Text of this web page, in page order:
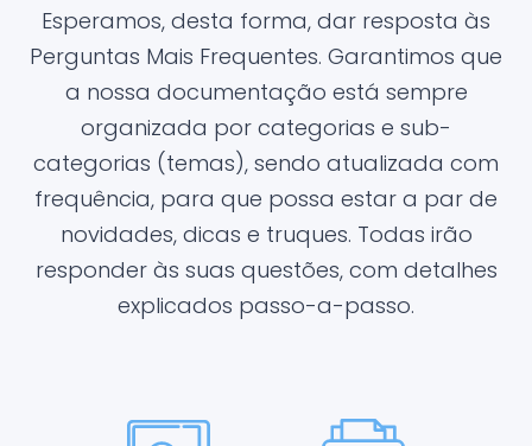
Esperamos, desta forma, dar resposta às
Perguntas Mais Frequentes. Garantimos que
a nossa documentação está sempre
organizada por categorias e sub-
categorias (temas), sendo atualizada com
frequência, para que possa estar a par de
novidades, dicas e truques. Todas irão
responder às suas questões, com detalhes
explicados passo-a-passo.